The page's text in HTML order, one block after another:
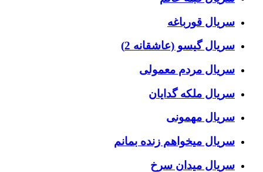
سریال قورباغه
سریال گیسو (عاشقانه 2)
سریال مردم معمولی
سریال ملکه گدایان
سریال مهمونی
سریال میخواهم زنده بمانم
سریال میدان سرخ